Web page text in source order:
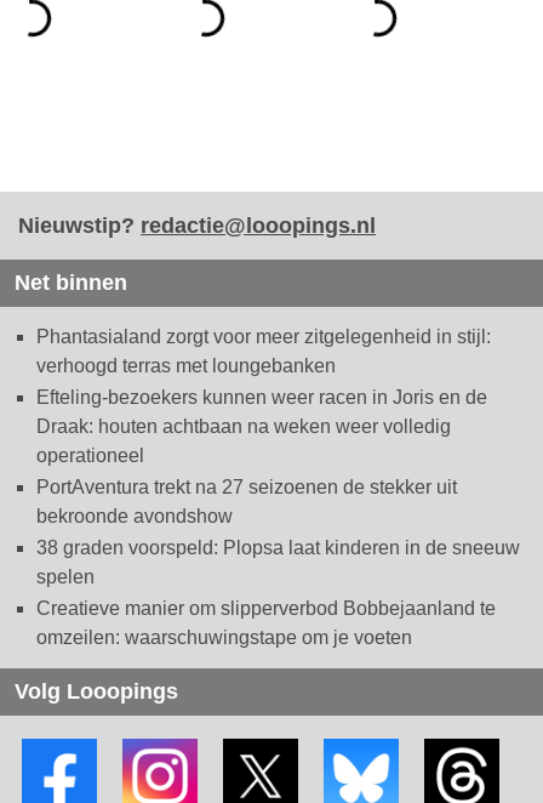
Nieuwstip? redactie@looopings.nl
Net binnen
Phantasialand zorgt voor meer zitgelegenheid in stijl:
verhoogd terras met loungebanken
Efteling-bezoekers kunnen weer racen in Joris en de
Draak: houten achtbaan na weken weer volledig
operationeel
PortAventura trekt na 27 seizoenen de stekker uit
bekroonde avondshow
38 graden voorspeld: Plopsa laat kinderen in de sneeuw
spelen
Creatieve manier om slipperverbod Bobbejaanland te
omzeilen: waarschuwingstape om je voeten
Volg Looopings